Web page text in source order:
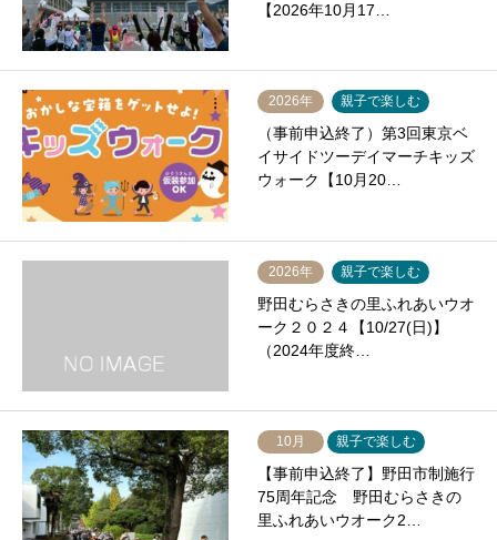
【2026年10月17…
2026年 親子で楽しむ
（事前申込終了）第3回東京ベ
イサイドツーデイマーチキッズ
ウォーク【10月20…
2026年 親子で楽しむ
野田むらさきの里ふれあいウオ
ーク２０２４【10/27(日)】
（2024年度終…
10月 親子で楽しむ
【事前申込終了】野田市制施行
75周年記念 野田むらさきの
里ふれあいウオーク2…